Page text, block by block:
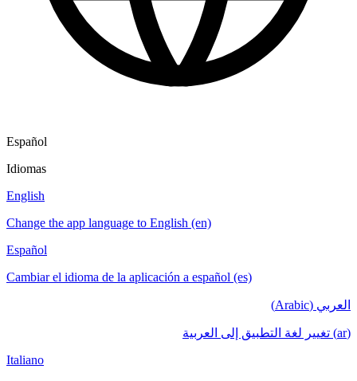
Español
Idiomas
English
Change the app language to English (en)
Español
Cambiar el idioma de la aplicación a español (es)
العربي (Arabic)
(ar) تغيير لغة التطبيق إلى العربية
Italiano